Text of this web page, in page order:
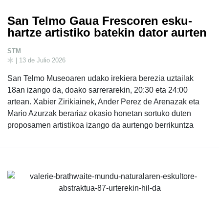
San Telmo Gaua Frescoren esku-
hartze artistiko batekin dator aurten
STM
| 13 de Julio 2026
San Telmo Museoaren udako irekiera berezia uztailak
18an izango da, doako sarrerarekin, 20:30 eta 24:00
artean. Xabier Zirikiainek, Ander Perez de Arenazak eta
Mario Azurzak berariaz okasio honetan sortuko duten
proposamen artistikoa izango da aurtengo berrikuntza